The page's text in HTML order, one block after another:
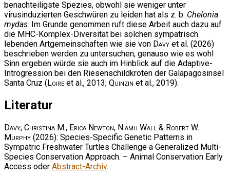
benachteiligste Spezies, obwohl sie weniger unter
virusinduzierten Geschwüren zu leiden hat als z. b. Chelonia
mydas. Im Grunde genommen ruft diese Arbeit auch dazu auf
die MHC-Komplex-Diversität bei solchen sympatrisch
lebenden Artgemeinschaften wie sie von Davy et al. (2026)
beschrieben werden zu untersuchen, genauso wie es wohl
Sinn ergeben würde sie auch im Hinblick auf die Adaptive-
Introgression bei den Riesenschildkröten der Galapagosinsel
Santa Cruz (Loire et al., 2013; Quinzin et al., 2019).
Literatur
Davy, Christina M., Erica Newton, Niamh Wall & Robert W.
Murphy (2026): Species-Specific Genetic Patterns in
Sympatric Freshwater Turtles Challenge a Generalized Multi-
Species Conservation Approach. – Animal Conservation Early
Access oder Abstract-Archiv.